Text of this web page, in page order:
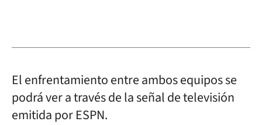
El enfrentamiento entre ambos equipos se
podrá ver a través de la señal de televisión
emitida por ESPN.